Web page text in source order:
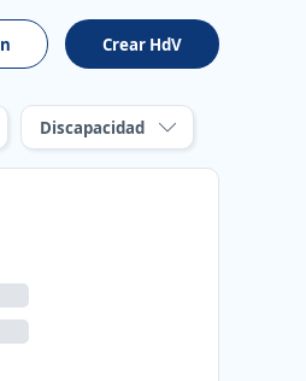
Crear HdV
Discapacidad